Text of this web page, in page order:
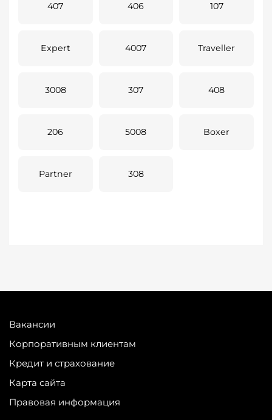
407 406 107
Expert 4007 Traveller
3008 307 408
206 5008 Boxer
Partner 308
Вакансии
Корпоративным клиентам
Кредит и страхование
Карта сайта
Правовая информация